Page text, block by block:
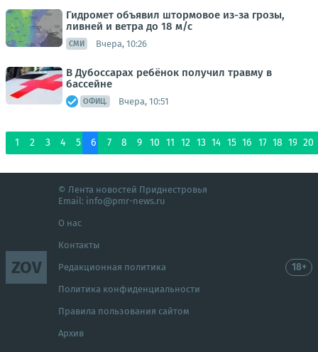
Гидромет объявил штормовое из-за грозы,
ливней и ветра до 18 м/с
СМИ Вчера, 10:26
В Дубоссарах ребёнок получил травму в
бассейне
ОФИЦ. Вчера, 10:51
1 2 3 4 5 6 7 8 9 10 11 12 13 14 15 16 17 18 19 20
ZOV
© Лента новостей Приднестровья
Email: info@pmr-news.ru
О нас
Контакты
Редакционная политика
Политика конфиденциальности
Правила пользования сайтом
Архив
18+